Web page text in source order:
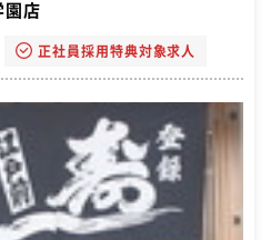
園店
正社員採用特典対象求人